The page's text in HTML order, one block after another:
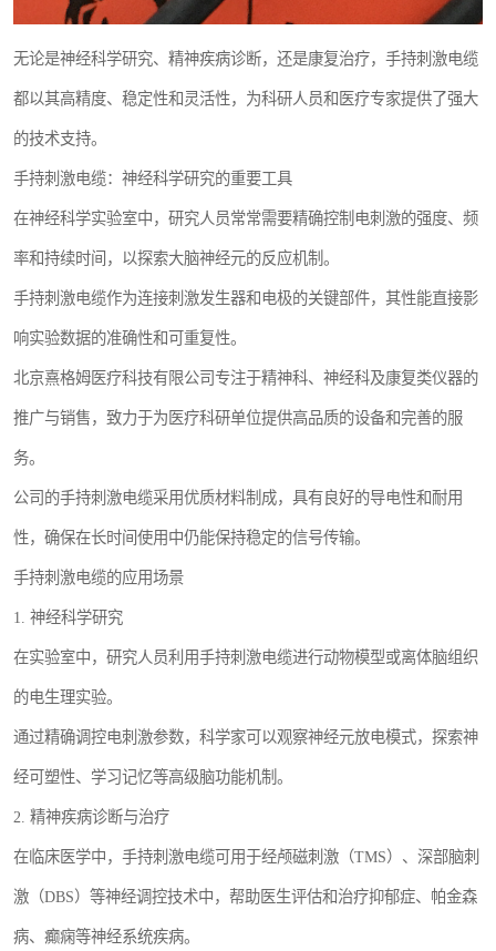
无论是神经科学研究、精神疾病诊断，还是康复治疗，手持刺激电缆
都以其高精度、稳定性和灵活性，为科研人员和医疗专家提供了强大
的技术支持。
手持刺激电缆：神经科学研究的重要工具
在神经科学实验室中，研究人员常常需要精确控制电刺激的强度、频
率和持续时间，以探索大脑神经元的反应机制。
手持刺激电缆作为连接刺激发生器和电极的关键部件，其性能直接影
响实验数据的准确性和可重复性。
北京熹格姆医疗科技有限公司专注于精神科、神经科及康复类仪器的
推广与销售，致力于为医疗科研单位提供高品质的设备和完善的服
务。
公司的手持刺激电缆采用优质材料制成，具有良好的导电性和耐用
性，确保在长时间使用中仍能保持稳定的信号传输。
手持刺激电缆的应用场景
1. 神经科学研究
在实验室中，研究人员利用手持刺激电缆进行动物模型或离体脑组织
的电生理实验。
通过精确调控电刺激参数，科学家可以观察神经元放电模式，探索神
经可塑性、学习记忆等高级脑功能机制。
2. 精神疾病诊断与治疗
在临床医学中，手持刺激电缆可用于经颅磁刺激（TMS）、深部脑刺
激（DBS）等神经调控技术中，帮助医生评估和治疗抑郁症、帕金森
病、癫痫等神经系统疾病。